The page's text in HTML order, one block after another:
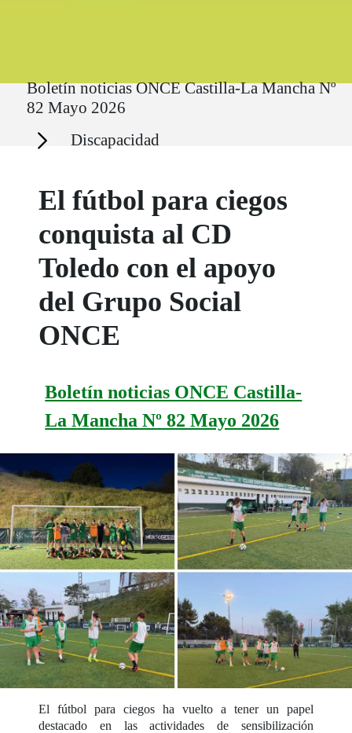
Boletín noticias ONCE Castilla-La Mancha Nº
82 Mayo 2026
Secciones Discapacidad
El fútbol para ciegos
conquista al CD
Toledo con el apoyo
del Grupo Social
ONCE
Boletín noticias ONCE Castilla-
La Mancha Nº 82 Mayo 2026
El fútbol para ciegos ha vuelto a tener un papel
destacado en las actividades de sensibilización